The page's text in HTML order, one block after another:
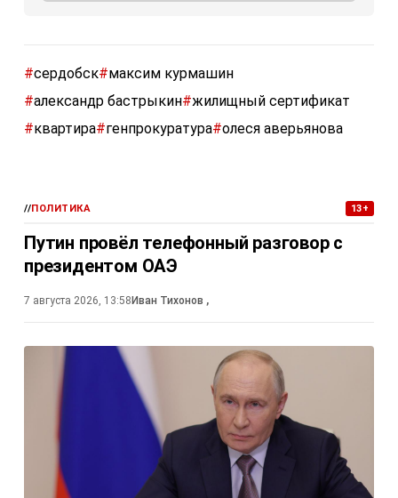
#сердобск#максим курмашин
#александр бастрыкин#жилищный сертификат
#квартира#генпрокуратура#олеся аверьянова
//ПОЛИТИКА 13+
Путин провёл телефонный разговор с
президентом ОАЭ
7 августа 2026, 13:58Иван Тихонов ,